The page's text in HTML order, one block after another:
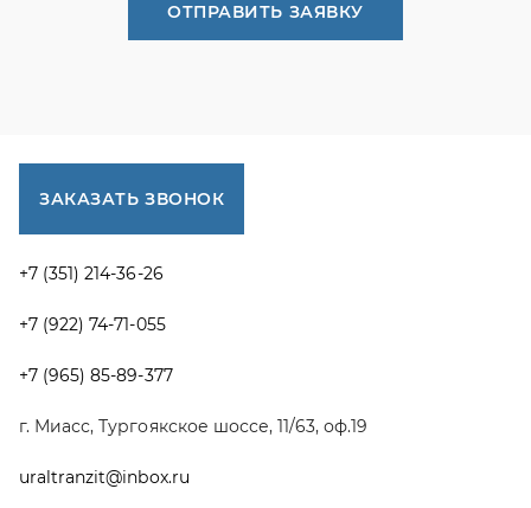
ОТПРАВИТЬ ЗАЯВКУ
ЗАКАЗАТЬ ЗВОНОК
+7 (351) 214-36-26
+7 (922) 74-71-055
+7 (965) 85-89-377
г. Миасс, Тургоякское шоссе, 11/63, оф.19
uraltranzit@inbox.ru